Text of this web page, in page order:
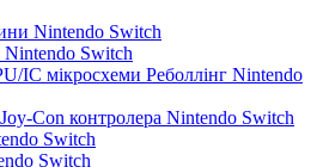
Nintendo Switch
Switch
IC мікросхеми Реболлінг Nintendo
Con контролера Nintendo Switch
Switch
Switch